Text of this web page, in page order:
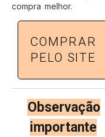
compra melhor.
COMPRAR
PELO SITE
Observação
importante